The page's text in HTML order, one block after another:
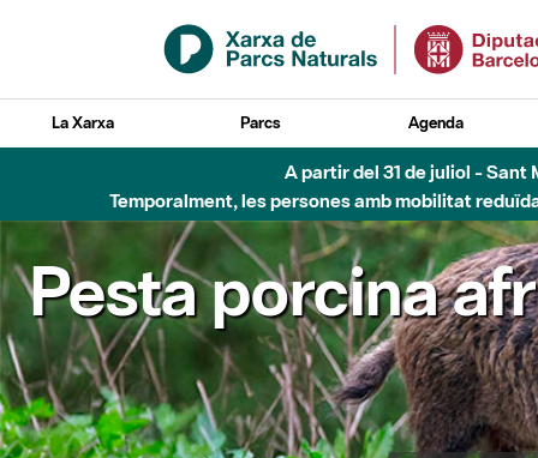
Salta al contingut principal
La Xarxa Parcs Agenda
A partir del 31 de juliol -
Temporalment, les persones amb mobilitat
Pesta porcina